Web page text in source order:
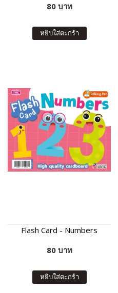
80 บาท
หยิบใส่ตะกร้า
Flash Card - Numbers
80 บาท
หยิบใส่ตะกร้า